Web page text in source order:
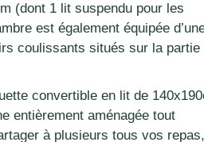
(dont 1 lit suspendu pour les
est également équipée
coulissants situés sur la partie
convertible en lit de
entièrement aménagée tout
à plusieurs tous vos